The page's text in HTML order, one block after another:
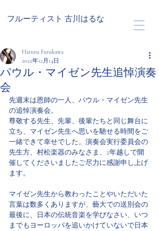
フルーティスト 古川はるな
パウル・マイゼン先生追悼演奏
会
Haruna Furukawa
2022年12月14日
先週末は恩師の一人、パウル・マイゼン先生
の追悼演奏会。
尊敬する先生、先輩、後輩たちと同じ舞台に
立ち、マイゼン先生へ思いを馳せる時間をご
一緒できて幸せでした。演奏会実行委員会の
先生方、村松楽器のみなさま、2年越しで開
催してくださいましたご尽力に感謝申し上げ
ます。
マイゼン先生から教わったことやいただいた
言葉は数多くありますが、藝大での送別会の
最後に、日本の伝統音楽を学びなさい、いつ
までもヨーロッパを追いかけていないで日本